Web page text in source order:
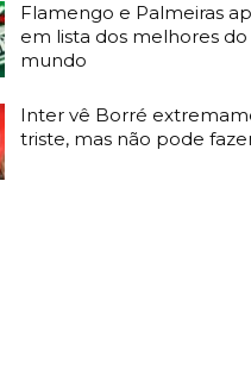
Flamengo e Palmeiras
em lista dos melhores do
mundo
Inter vê Borré
triste, mas não pode